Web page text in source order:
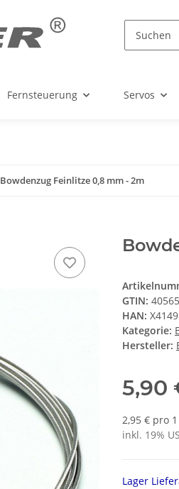
Fernsteuerung Servos
Bowdenzug Feinlitze 0,8 mm - 2m
GTIN:
HAN: X4149
Kategorie:
Hersteller:
5,90
2,95 € pro
inkl. 19%
Lager